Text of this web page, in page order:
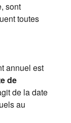
sont
toutes
annuel est
de
de la date
au